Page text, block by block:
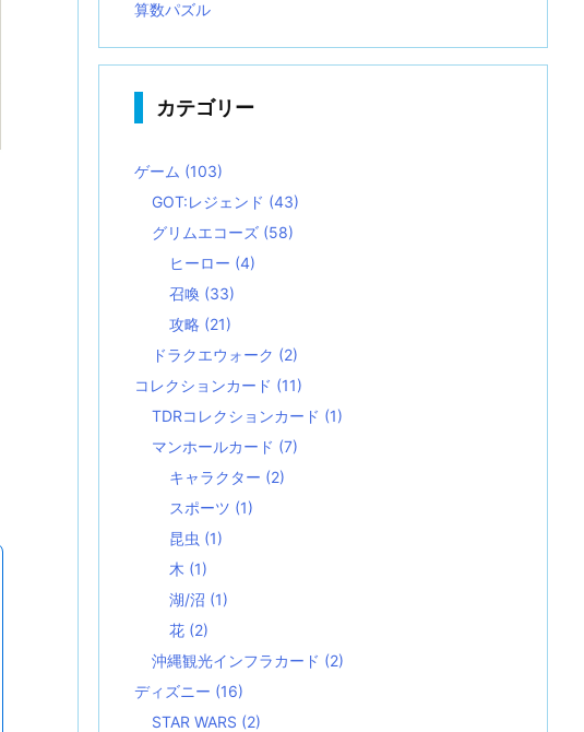
算数パズル
カテゴリー
ゲーム (103)
GOT:レジェンド (43)
グリムエコーズ (58)
ヒーロー (4)
召喚 (33)
攻略 (21)
ドラクエウォーク (2)
コレクションカード (11)
TDRコレクションカード (1)
マンホールカード (7)
キャラクター (2)
スポーツ (1)
昆虫 (1)
木 (1)
湖/沼 (1)
花 (2)
沖縄観光インフラカード (2)
ディズニー (16)
STAR WARS (2)